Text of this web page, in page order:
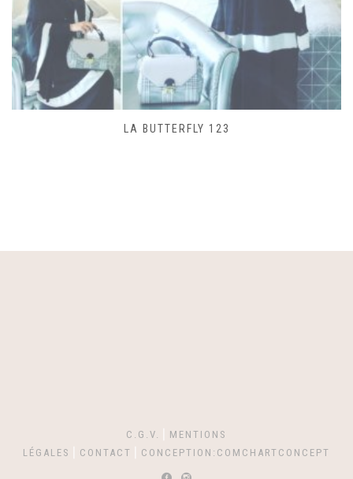
SAC LACET 480
C.G.V.
MENTIONS
LÉGALES
CONTACT CONCEPTION:COMCHARTCONCEPT